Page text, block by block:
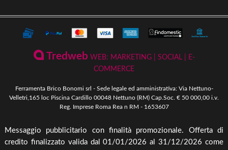
Storia
Riscaldamento a Biomassa
Ferramenta & Fai Da Te
Giardinaggio
Piscine & Divertimento
Arredo Giardino & Mare
Mangimi & Pet Care
Agricoltura
Termini e Privacy
Condizioni Generali di Vendita
Pagamenti Disponibili
Spedizione e Imballaggio
Cambio, Resi e Rimborsi
TredwebWEB: MARKETING | SOCIAL | E-
COMMERCE
Ferramenta Brico Bonomi srl - Sede legale ed amministrativa: Via Nettuno-
Velletri,165 loc Piscina Cardillo 00048 Nettuno (RM) Cap.Soc. € 50 000,00 i.v.
Reg. Imprese Roma Rea n RM - 1653607
Messaggio pubblicitario con finalità promozionale. Offerta di
credito finalizzato valida dal 01/01/2026 al 31/12/2026 come